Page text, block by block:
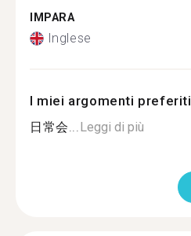
IMPARA
Inglese
I miei argomenti preferiti
日常会...Leggi di più